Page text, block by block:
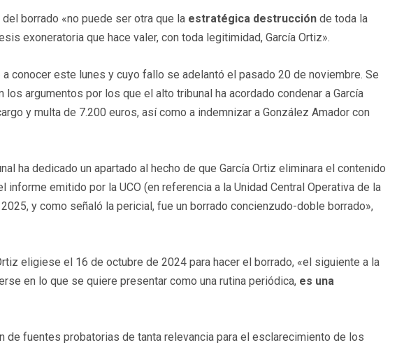
borrado «no puede ser otra que la estratégica destrucción de toda la
exoneratoria que hace valer, con toda legitimidad, García Ortiz».
conocer este lunes y cuyo fallo se adelantó el pasado 20 de noviembre. Se
argumentos por los que el alto tribunal ha acordado condenar a García
y multa de 7.200 euros, así como a indemnizar a González Amador con
ha dedicado un apartado al hecho de que García Ortiz eliminara el contenido
informe emitido por la UCO (en referencia a la Unidad Central Operativa de la
y como señaló la pericial, fue un borrado concienzudo-doble borrado»,
eligiese el 16 de octubre de 2024 para hacer el borrado, «el siguiente a la
en lo que se quiere presentar como una rutina periódica, es una
de fuentes probatorias de tanta relevancia para el esclarecimiento de los